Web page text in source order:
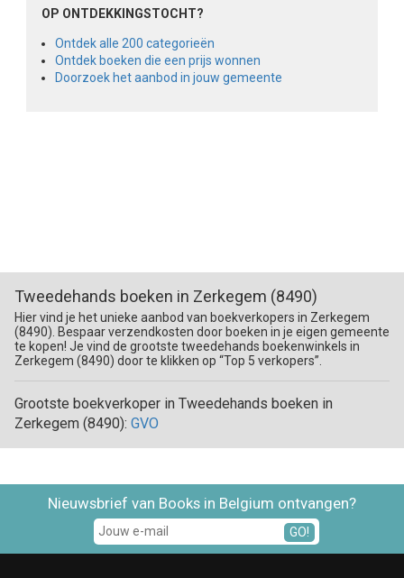
OP ONTDEKKINGSTOCHT?
Ontdek alle 200 categorieën
Ontdek boeken die een prijs wonnen
Doorzoek het aanbod in jouw gemeente
Tweedehands boeken in Zerkegem (8490)
Hier vind je het unieke aanbod van boekverkopers in Zerkegem
(8490). Bespaar verzendkosten door boeken in je eigen gemeente
te kopen! Je vind de grootste tweedehands boekenwinkels in
Zerkegem (8490) door te klikken op “Top 5 verkopers”.
Grootste boekverkoper in Tweedehands boeken in
Zerkegem (8490): GVO
Nieuwsbrief van Books in Belgium ontvangen?
GO!